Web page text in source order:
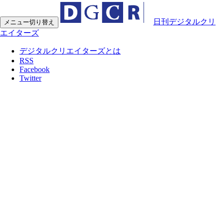
メニュー切り替え
日刊デジタルクリ
エイターズ
デジタルクリエイターズとは
RSS
Facebook
Twitter